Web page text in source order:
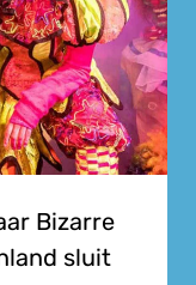
Bizarre
sluit